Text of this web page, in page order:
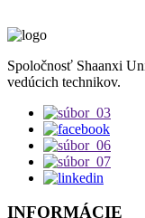
Spoločnosť Shaanxi
vedúcich technikov.
INFORMÁCIE